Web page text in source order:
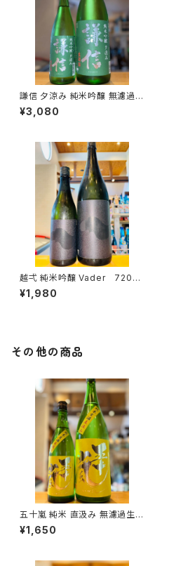
謙信 夕涼み 純米吟醸 無濾過生
1800ml１本（池田屋酒造・新潟
県糸魚川市新鉄）
¥3,080
越弌 純米吟醸 Vader 720ml
１本（株式会社越後鶴亀・新潟県
新潟市西蒲区竹野町）
¥1,980
その他の商品
五十嵐 純米 直汲み 無濾過生原
酒 720ml１本（五十嵐酒造・埼
玉県飯能市大字川寺）
¥1,650